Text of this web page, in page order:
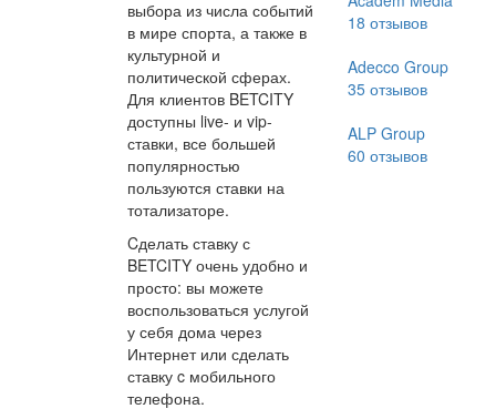
выбора из числа событий
в мире спорта, а также в
культурной и
политической сферах.
Для клиентов BETCITY
доступны live- и vip-
ставки, все большей
популярностью
пользуются ставки на
тотализаторе.
Cделать ставку с
BETCITY очень удобно и
просто: вы можете
воспользоваться услугой
у себя дома через
Интернет или сделать
ставку c мобильного
телефона.
18 отзывов
Adecco Group
35отзывов
ALP Group
60 отзывов